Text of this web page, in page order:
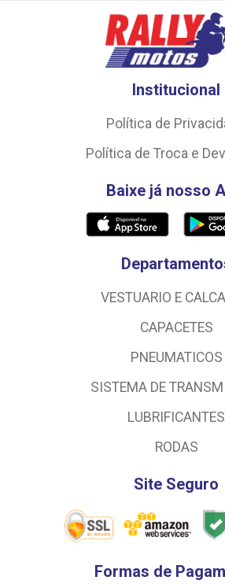
Institucional
Política de
Política de Troca e
Baixe já nosso
VESTUARIO E
CAPACETES
PNEUMATICOS
SISTEMA DE
LUBRIFICANTES
RODAS
Site Seguro
Formas de